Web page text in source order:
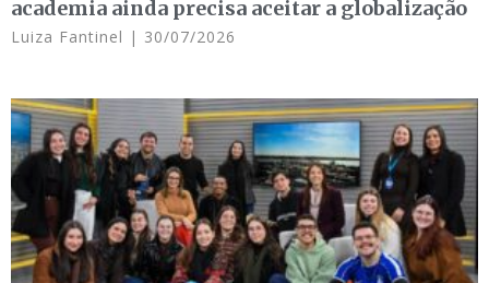
academia ainda precisa aceitar a globalização
Luiza Fantinel 30/07/2026